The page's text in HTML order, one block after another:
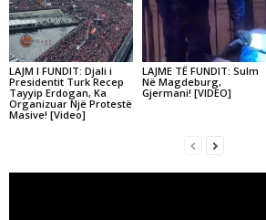
LAJM I FUNDIT: Djali i
Presidentit Turk Recep
Tayyip Erdogan, Ka
Organizuar Një Protestë
Masive! [Video]
LAJME TË FUNDIT: Sulm
Në Magdeburg,
Gjermani! [VIDEO]